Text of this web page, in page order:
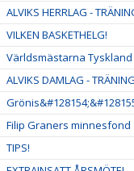
ALVIKS HERRLAG -
VILKEN BASKETHELG!
Världsmästarna
ALVIKS DAMLAG -
Filip Graners minnesfond
TIPS!